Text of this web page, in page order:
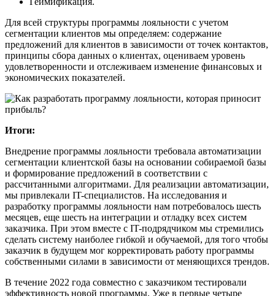
Для всей структуры программы лояльности с учетом
сегментации клиентов мы определяем: содержание
предложений для клиентов в зависимости от точек контактов,
принципы сбора данных о клиентах, оцениваем уровень
удовлетворенности и отслеживаем изменение финансовых и
экономических показателей.
Итоги:
Внедрение программы лояльности требовала автоматизации
сегментации клиентской базы на основании собираемой базы
и формирование предложений в соответствии с
рассчитанными алгоритмами. Для реализации автоматизации,
мы привлекали IT-специалистов. На исследования и
разработку программы лояльности нам потребовалось шесть
месяцев, еще шесть на интеграции и отладку всех систем
заказчика. При этом вместе с IT-подрядчиком мы стремились
сделать систему наиболее гибкой и обучаемой, для того чтобы
заказчик в будущем мог корректировать работу программы
собственными силами в зависимости от меняющихся трендов.
В течение 2022 года совместно с заказчиком тестировали
эффективность новой программы. Уже в первые четыре